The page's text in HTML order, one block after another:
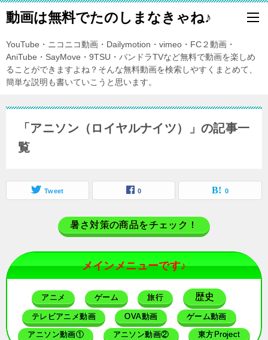
動画は無料でたのしまなきゃね♪
YouTube・ニコニコ動画・Dailymotion・vimeo・FC２動画・
AniTube・SayMove・9TSU・パンドラTVなど無料で動画を楽しめ
ることができますよね？そんな無料動画を検索しやすくまとめて、
簡単な説明も書いていこうと思います。
「アニソン（ロイヤルナイツ）」の記事一
覧
Tweet 0 0
暑さ対策の商品をチェック！
メインメニューです♪
アニメ ゲーム 旅行 歴史
テレビアニメ動画 OVA動画 ゲーム動画
アニソン動画① アニソン動画② 東方Project